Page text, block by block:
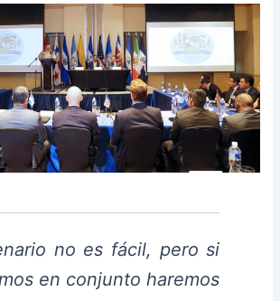
no es fácil, pero si
en conjunto haremos